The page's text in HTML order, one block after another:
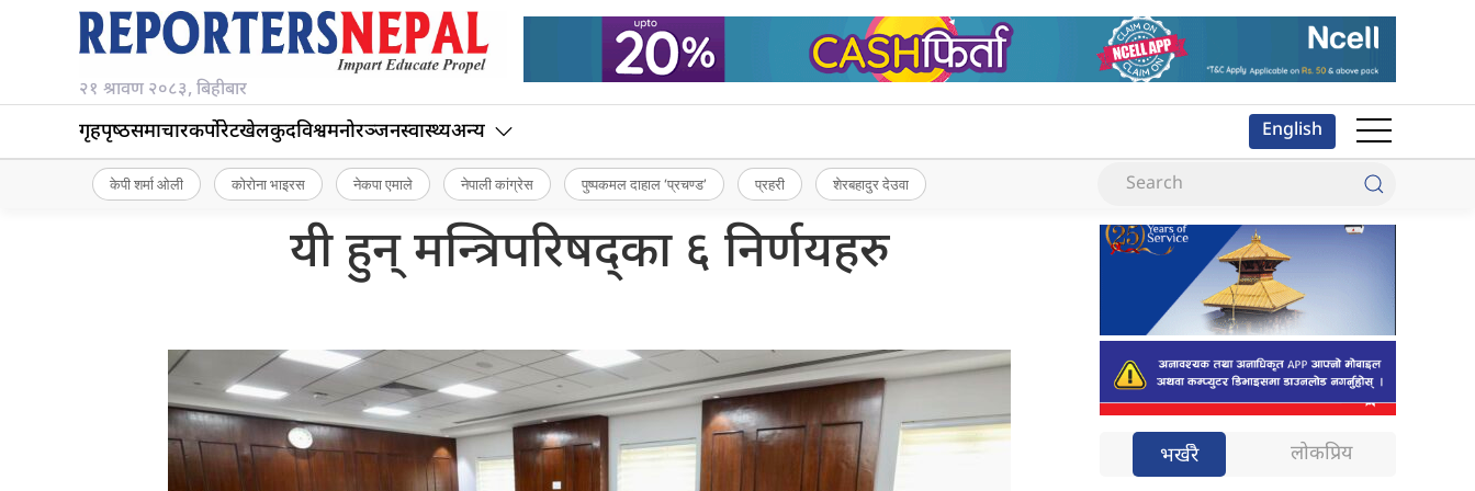
२१ श्रावण २०८३, बिहीबार
गृहपृष्‍ठसमाचारकर्पोरेटखेलकुदविश्वमनोरञ्जनस्वास्थ्यअन्य English
केपी शर्मा ओली कोरोना भाइरस नेकपा एमाले नेपाली कांग्रेस पुष्पकमल दाहाल ‘प्रचण्ड’ प्रहरी शेरबहादुर देउवा
यी हुन् मन्त्रिपरिषद्का ६ निर्णयहरु
भर्खरै लोकप्रिय